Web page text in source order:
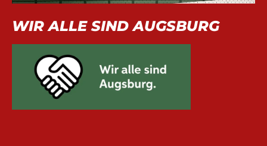
WIR ALLE SIND AUGSBURG